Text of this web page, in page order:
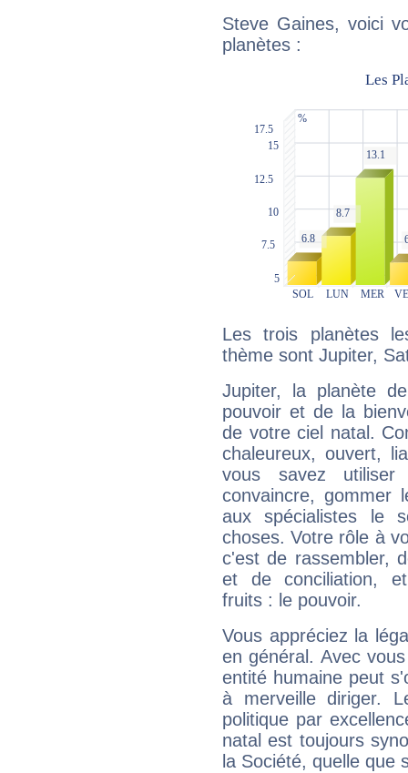
Steve Gaines, voici
planètes :
Les trois planètes
thème sont Jupiter,
Jupiter, la planète
pouvoir et de la
de votre ciel natal.
chaleureux, ouvert,
vous savez
convaincre, gommer
aux spécialistes le
choses. Votre rôle à
c'est de rassembler,
et de conciliation,
fruits : le pouvoir.
Vous appréciez la
en général. Avec
entité humaine peut
à merveille diriger.
politique par
natal est toujours
la Société, quelle que